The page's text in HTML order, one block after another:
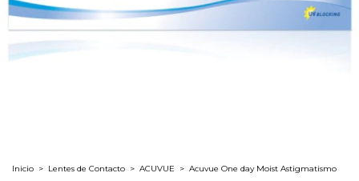
Inicio > Lentes de Contacto > ACUVUE > Acuvue One day Moist Astigmatismo